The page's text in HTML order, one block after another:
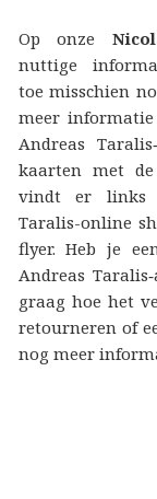
Op onze
nuttige
toe misschien
meer
Andreas
kaarten met
vindt er links
Taralis-online
flyer. Heb je
Andreas
graag hoe het
retourneren of
nog meer